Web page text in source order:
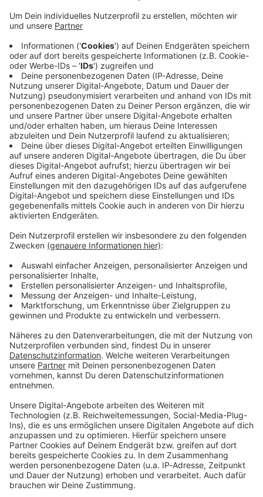
Keep on rocking!
Verpass' nichts mehr mit unserem kostenlosen ROCK
ANTENNE Bayern Rock-Newsletter. Ob Musiknews,
Interviews, Quizspaß oder unsere neuesten Aktionen -
wir informieren dich.
Zum Newsletter anmelden
Du möchtest uns etwas sagen?
Studio Hotline
Kontaktformular
Sprachnachricht